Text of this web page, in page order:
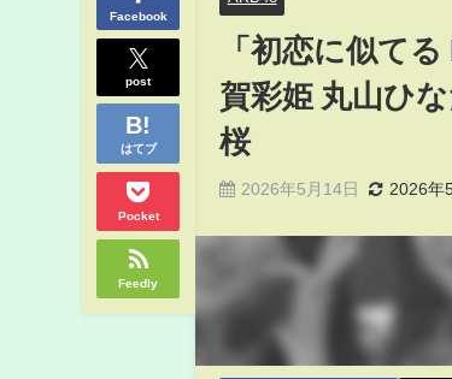
Facebook
post
はてブ
Pocket
Feedly
「初恋に似て
賀彩姫 丸山ひ
桜
2026年5月14日 2026年